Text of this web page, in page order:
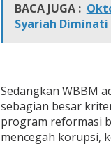
BACA JUGA :
Syariah Diminati
Sedangkan WBBM
sebagian besar
program reformasi
mencegah korupsi,